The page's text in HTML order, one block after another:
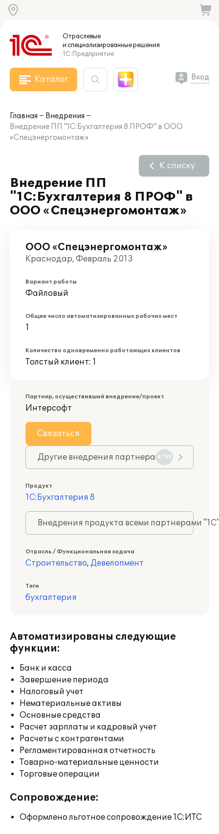
Отраслевые
и специализированныерешения
1С:Предприятие
Каталог Вход
Главная
Внедрения
Внедрение ПП "1С:Бухгалтерия 8 ПРОФ" в ООО
«Спецэнергомонтаж»
Внедрение ПП
"1С:Бухгалтерия 8 ПРОФ" в
ООО «Спецэнергомонтаж»
К списку
ООО «Спецэнергомонтаж»
Краснодар, Февраль 2013
Вариант работы
Файловый
Общее число автоматизированных рабочих мест
1
Количество одновременно работающих клиентов
Толстый клиент: 1
Партнер, осуществивший внедрение/проект
Интерсофт
Связаться
Другие внедрения партнера 4791
Продукт
1С:Бухгалтерия 8
Внедрения продукта всеми партнерами
Отрасль / Функциональная задача
Строительство, Девелопмент
Теги
бухгалтерия
Автоматизированы следующие
функции:
Банк и касса
Завершение периода
Налоговый учет
Нематериальные активы
Основные средства
Расчет зарплаты и кадровый учет
Расчеты с контрагентами
Регламентированная отчетность
Товарно-материальные ценности
Торговые операции
Сопровождение:
Оформлено льготное сопровождение 1С:ИТС